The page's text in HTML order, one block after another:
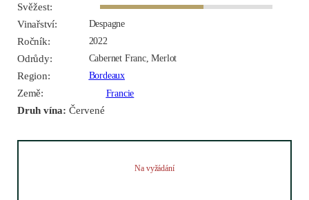
Svěžest:
Vinařství:
Despagne
Ročník: 2022
Odrůdy: Cabernet Franc, Merlot
Region: Bordeaux
Země: Francie
Druh vína: Červené
Na vyžádání